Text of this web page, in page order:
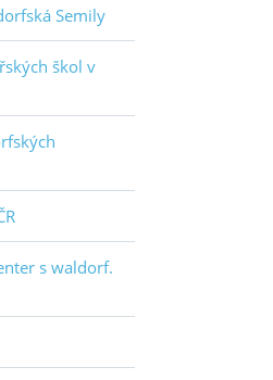
Semily
škol v
s waldorf.